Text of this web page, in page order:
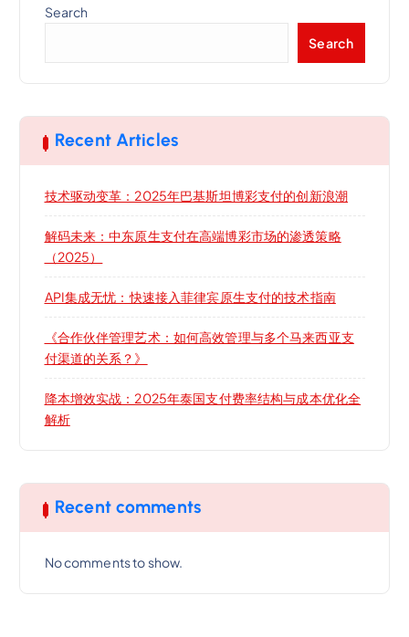
Search
Search
Recent Articles
技术驱动变革：2025年巴基斯坦博彩支付的创新浪潮
解码未来：中东原生支付在高端博彩市场的渗透策略
（2025）
API集成无忧：快速接入菲律宾原生支付的技术指南
《合作伙伴管理艺术：如何高效管理与多个马来西亚支
付渠道的关系？》
降本增效实战：2025年泰国支付费率结构与成本优化全
解析
Recent comments
No comments to show.